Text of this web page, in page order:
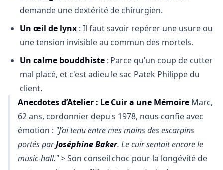
demande une dextérité de chirurgien.
Un œil de lynx : Il faut savoir repérer une usure ou
une tension invisible au commun des mortels.
Un calme bouddhiste : Parce qu’un coup de cutter
mal placé, et c'est adieu le sac Patek Philippe du
client.
Anecdotes d’Atelier : Le Cuir a une Mémoire Marc,
62 ans, cordonnier depuis 1978, nous confie avec
émotion : "J’ai tenu entre mes mains des escarpins
portés parJoséphine Baker. Le cuir sentait encore le
music-hall."> Son conseil choc pour la longévité de